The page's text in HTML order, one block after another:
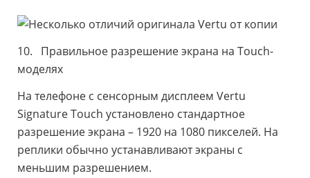
10. Правильное разрешение экрана на Touch-
моделях
На телефоне с сенсорным дисплеем Vertu
Signature Touch установлено стандартное
разрешение экрана – 1920 на 1080 пикселей. На
реплики обычно устанавливают экраны с
меньшим разрешением.